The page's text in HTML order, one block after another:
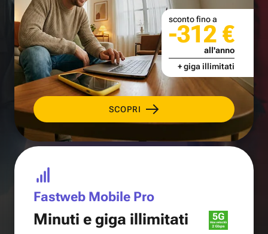
SCOPRI
sconto fino a
-312 €
all'anno
+ giga illimitati
Fastweb Mobile Pro
Minuti e giga illimitati